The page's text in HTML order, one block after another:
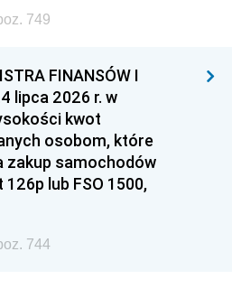
749
FINANSÓW I
lipca 2026 r. w
kwot
osobom, które
zakup samochodów
lub FSO 1500,
744